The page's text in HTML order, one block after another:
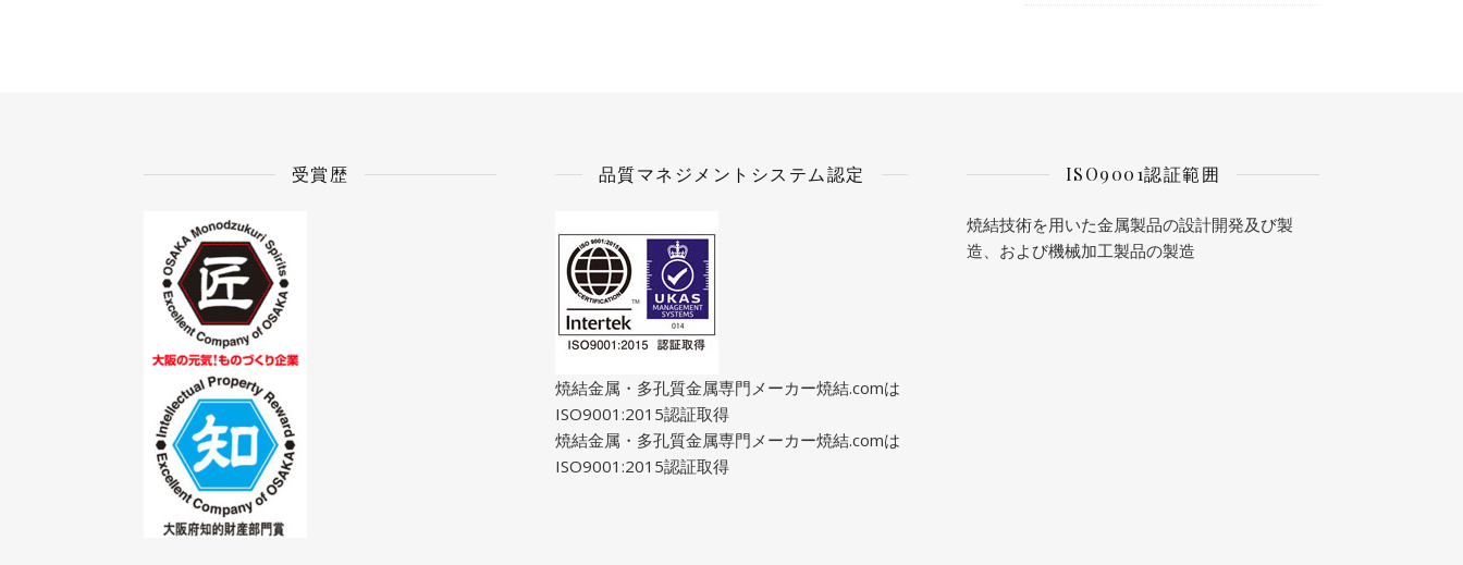
受賞歴 品質マネジメントシステム認定
焼結金属・多孔質金属専門メーカー焼結.comは
ISO9001:2015認証取得
焼結金属・多孔質金属専門メーカー焼結.comは
ISO9001:2015認証取得
ISO9001認証範囲
焼結技術を用いた金属製品の設計開発及び製
造、および機械加工製品の製造